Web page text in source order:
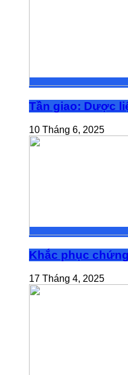
Tần giao: Dược
10 Tháng 6, 2025
Khắc phục
17 Tháng 4, 2025